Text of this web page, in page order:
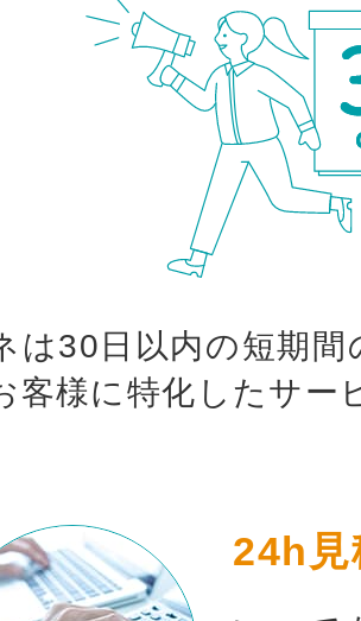
は30日以内の短期
客様に特化したサー
24h見